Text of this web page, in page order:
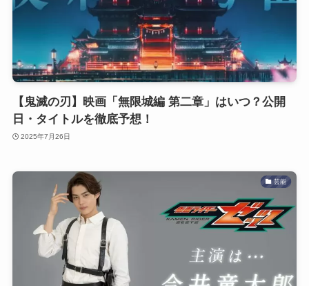
【鬼滅の刃】映画「無限城編 第二章」はいつ？公開
日・タイトルを徹底予想！
2025年7月26日
芸能